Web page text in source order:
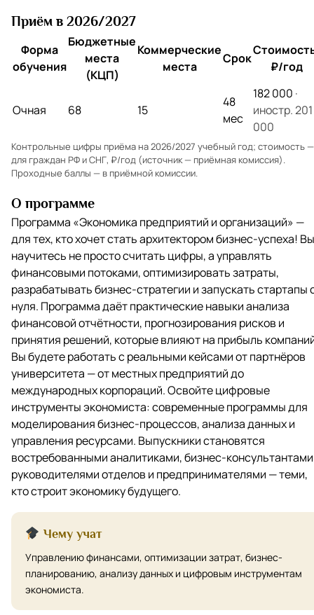
Приём в 2026/2027
Форма
обучения
Бюджетные
места
(КЦП)
Коммерческие
места
Срок
₽/год
Очная 68 15
48
мес
182 000 ·
иностр. 201
000
Контрольные цифры приёма на 2026/2027 учебный год; стоимость —
для граждан РФ и СНГ, ₽/год (источник — приёмная комиссия).
Проходные баллы — в приёмной комиссии.
О программе
Программа «Экономика предприятий и организаций» —
для тех, кто хочет стать архитектором бизнес-успеха! Вы
научитесь не просто считать цифры, а управлять
финансовыми потоками, оптимизировать затраты,
разрабатывать бизнес-стратегии и запускать стартапы
нуля. Программа даёт практические навыки анализа
финансовой отчётности, прогнозирования рисков и
принятия решений, которые влияют на прибыль
Вы будете работать с реальными кейсами от партнёров
университета — от местных предприятий до
международных корпораций. Освойте цифровые
инструменты экономиста: современные программы для
моделирования бизнес-процессов, анализа данных и
управления ресурсами. Выпускники становятся
востребованными аналитиками, бизнес-
руководителями отделов и предпринимателями — теми,
кто строит экономику будущего.
Чему учат
Управлению финансами, оптимизации затрат, бизнес-
планированию, анализу данных и цифровым инструментам
экономиста.